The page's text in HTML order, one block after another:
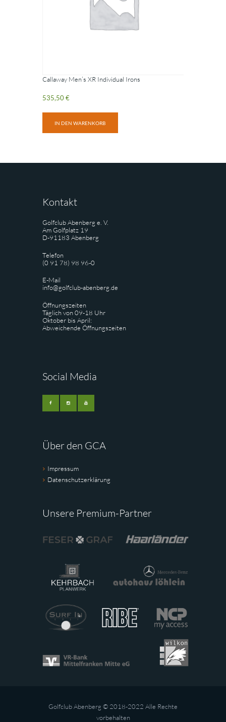
Callaway Men’s XR Individual Irons
535,50€
IN DEN WARENKORB
Kontakt
Golfclub Abenberg e. V.
Am Golfplatz 19
D-91183 Abenberg
Telefon
(0 91 78) 98 96-0
E-Mail
info@golfclub-abenberg.de
Öffnungszeiten
Täglich von 09-18 Uhr
Oktober bis April:
Abweichende Öffnungszeiten
Social Media
Über den GCA
Impressum
Datenschutzerklärung
Unsere Premium-Partner
Golfclub Abenberg © 2018-2022 Alle Rechte
vorbehalten